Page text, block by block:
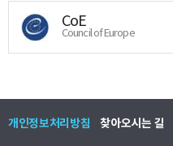
CoE
Council of Europe
개인정보처리방침 찾아오시는 길